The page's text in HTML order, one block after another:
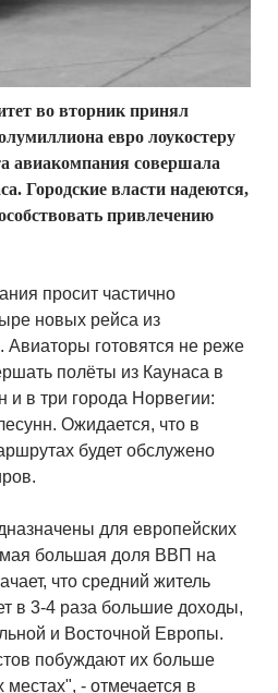
во вторник принял
евро лоукостеру
авиакомпания совершала
Городские власти надеются,
привлечению
просит частично
новых рейса из
Авиаторы готовятся не реже
полёты из Каунаса в
и в три города Норвегии:
Ожидается, что в
будет обслужено
для европейских
большая доля ВВП на
что средний житель
в 3-4 раза большие доходы,
и Восточной Европы.
побуждают их больше
- отмечается в